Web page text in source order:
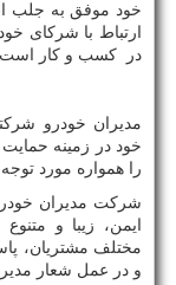
خود موفق به جلب
ارتباط با شرکای
در کسب و کار است
مدیران خودرو
خود در زمینه
را همواره مورد توجه
شرکت مدیران
ایمن، زیبا و
مختلف مشتریان،
و در عمل شعار